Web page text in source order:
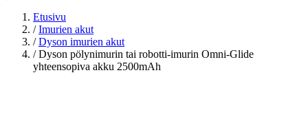
Etusivu
/ Imurien akut
/ Dyson imurien akut
/ Dyson pölynimurin tai robotti-imurin Omni-Glide
yhteensopiva akku 2500mAh